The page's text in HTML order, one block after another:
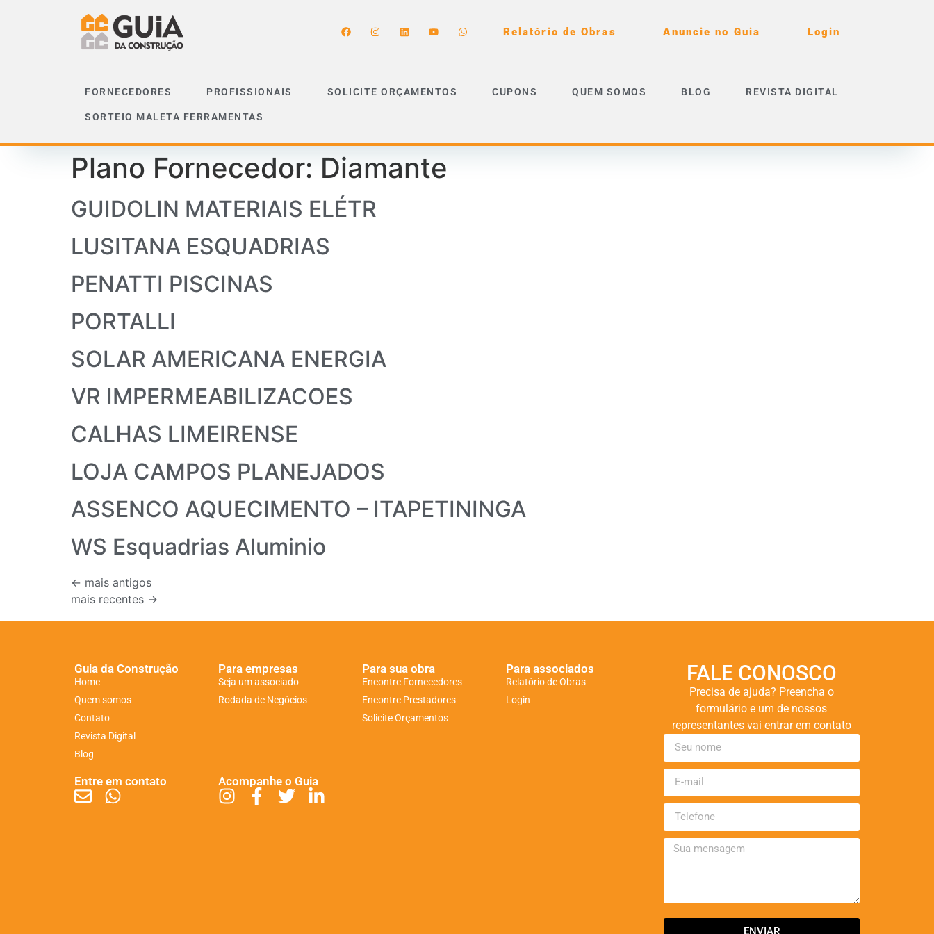
Relatório de Obras Anuncie no Guia Login
FORNECEDORES PROFISSIONAIS SOLICITE ORÇAMENTOS CUPONS QUEM SOMOS BLOG REVISTA DIGITAL
SORTEIO MALETA FERRAMENTAS
Plano Fornecedor: Diamante
GUIDOLIN MATERIAIS ELÉTR
LUSITANA ESQUADRIAS
PENATTI PISCINAS
PORTALLI
SOLAR AMERICANA ENERGIA
VR IMPERMEABILIZACOES
CALHAS LIMEIRENSE
LOJA CAMPOS PLANEJADOS
ASSENCO AQUECIMENTO – ITAPETININGA
WS Esquadrias Aluminio
← mais antigos
mais recentes →
Guia da Construção
Home
Quem somos
Contato
Revista Digital
Blog
Para empresas
Seja um associado
Rodada de Negócios
Para sua obra
Encontre Fornecedores
Encontre Prestadores
Solicite Orçamentos
Para associados
Relatório de Obras
Login
Entre em contato Acompanhe o Guia
FALE CONOSCO
Precisa de ajuda? Preencha o
formulário e um de nossos
representantes vai entrar em contato
ENVIAR